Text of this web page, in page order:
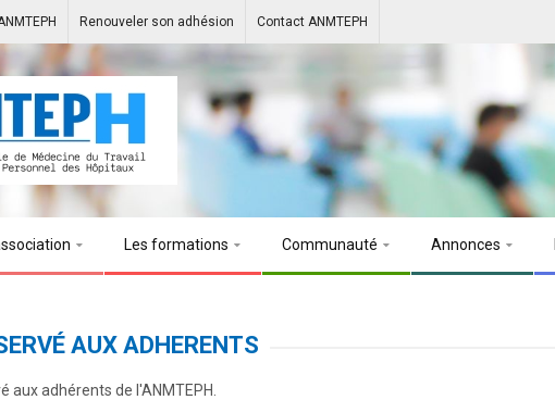
Renouveler son adhésion Contact ANMTEPH
Les formations Communauté Annonces
AUX ADHERENTS
aux adhérents de l'ANMTEPH.